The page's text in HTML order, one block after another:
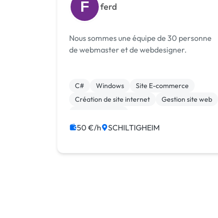
F ferd
Nous sommes une équipe de 30 personne
de webmaster et de webdesigner.
C# Windows
Site E-commerce
Création de site internet
Gestion site web
50 €/h SCHILTIGHEIM